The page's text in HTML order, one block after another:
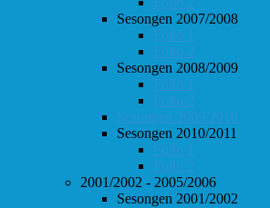
Sesongen 2007/2008
Follo 1
Follo 2
Sesongen 2008/2009
Follo 1
Follo 2
Sesongen 2009/2010
Sesongen 2010/2011
Follo 1
Follo 2
2001/2002 - 2005/2006
Sesongen 2001/2002